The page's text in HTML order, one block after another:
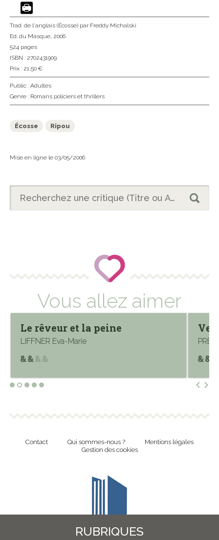
Trad. de l'anglais (Écosse) par Freddy Michalski
Ed. du Masque, 2006
524 pages
ISBN : 2702431909
Prix : 21,50 €
Public : Adultes
Genre : Romans policiers et thrillers
Écosse Ripou
Mise en ligne le 03/05/2006
Vous allez aimer
Le rêveur et la peine
LIFFNER Eva-Marie
RUBRIQUES
Contact Qui sommes-nous ?
Mentions légales
Gestion des cookies
Revue en ligne de l'Union Nationale Culture et Bibliothèques Pour Tous